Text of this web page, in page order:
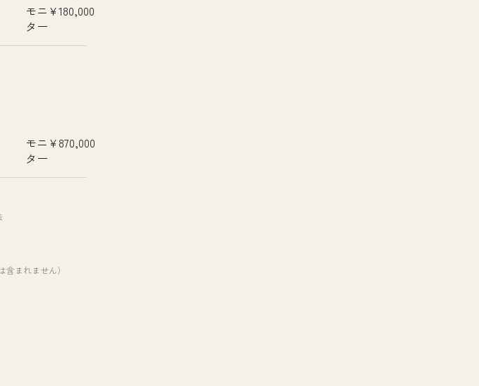
モニ
ター
¥180,000
モニ
ター
¥870,000
まれません）